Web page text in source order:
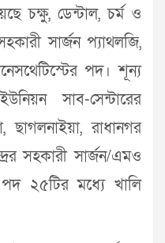
চক্ষু, ডেন্টাল, চর্ম ও
সার্জন প্যাথলজি,
পদ। শূন্য
সাব-সেন্টারের
ছাগলনাইয়া, রাধানগর
সহকারী সার্জন/এমও
পদ ২৫টির মধ্যে খালি